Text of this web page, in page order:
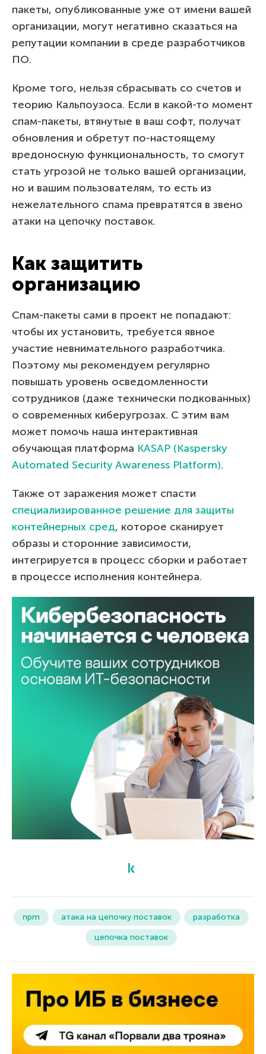
пакеты, опубликованные уже от имени вашей
организации, могут негативно сказаться на
репутации компании в среде разработчиков
ПО.
Кроме того, нельзя сбрасывать со счетов и
теорию Кальпоузоса. Если в какой-то момент
спам-пакеты, втянутые в ваш софт, получат
обновления и обретут по-настоящему
вредоносную функциональность, то смогут
стать угрозой не только вашей организации,
но и вашим пользователям, то есть из
нежелательного спама превратятся в звено
атаки на цепочку поставок.
Как защитить
организацию
Спам-пакеты сами в проект не попадают:
чтобы их установить, требуется явное
участие невнимательного разработчика.
Поэтому мы рекомендуем регулярно
повышать уровень осведомленности
сотрудников (даже технически подкованных)
о современных киберугрозах. С этим вам
может помочь наша интерактивная
обучающая платформа KASAP (Kaspersky
Automated Security Awareness Platform).
Также от заражения может спасти
специализированное решение для защиты
контейнерных сред, которое сканирует
образы и сторонние зависимости,
интегрируется в процесс сборки и работает
в процессе исполнения контейнера.
npm атака на цепочку поставок
разработка
цепочка поставок